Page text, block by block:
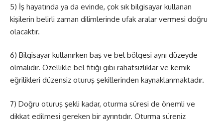
5) İş hayatında ya da evinde, çok sık bilgisayar kullanan
kişilerin belirli zaman dilimlerinde ufak aralar vermesi doğru
olacaktır.
6) Bilgisayar kullanırken baş ve bel bölgesi aynı düzeyde
olmalıdır. Özellikle bel fıtığı gibi rahatsızlıklar ve kemik
eğrilikleri düzensiz oturuş şekillerinden kaynaklanmaktadır.
7) Doğru oturuş şekli kadar, oturma süresi de önemli ve
dikkat edilmesi gereken bir ayrıntıdır. Oturma süreniz